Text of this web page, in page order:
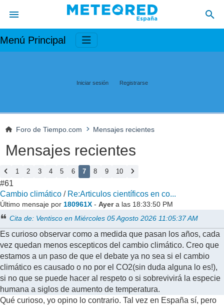
Menú Principal
Iniciar sesión Registrarse
Foro de Tiempo.com Mensajes recientes
Mensajes recientes
1 2 3 4 5 6 7 8 9 10
#61
Cambio climático / Re:Articulos científicos en co...
Último mensaje por 180961X - Ayera las 18:33:50 PM
Cita de: Ventisco en Miércoles 05 Agosto 2026 11:05:37 AM
Es curioso observar como a medida que pasan los años, cada
vez quedan menos escepticos del cambio climático. Creo que
estamos a un paso de que el debate ya no sea si el cambio
climático es causado o no por el CO2(sin duda alguna lo es!),
si no que se puede hacer al respeto o si sobrevivirá la especie
humana a siglos de aumento de temperatura.
Qué curioso, yo opino lo contrario. Tal vez en España sí, pero